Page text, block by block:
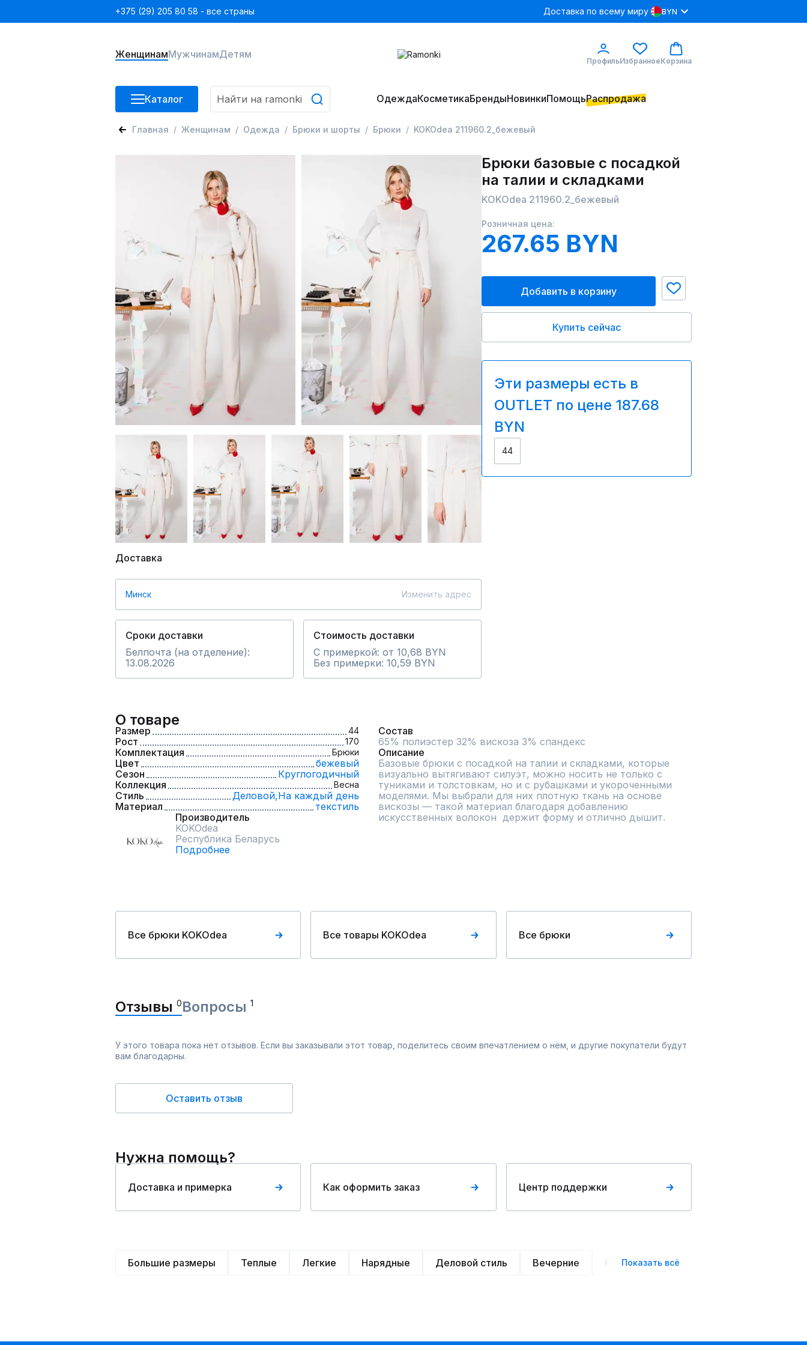
+375 (29) 205 80 58 - все страны Доставка по всему миру BYN
ЖенщинамМужчинамДетям
ПрофильИзбранноеКорзина
Каталог ОдеждаКосметикаБрендыНовинкиПомощьРаспродажа
Главная Женщинам Одежда Брюки и шорты Брюки KOKOdea 211960.2_бежевый
Доставка
Минск Изменить адрес
Сроки доставки
Белпочта (на отделение):
13.08.2026
Стоимость доставки
С примеркой: от 10,68 BYN
Без примерки: 10,59 BYN
Брюки базовые с посадкой
на талии и складками
KOKOdea 211960.2_бежевый
Розничная цена:
267.65 BYN
Добавить в корзину
Купить сейчас
Эти размеры есть в
OUTLET по цене 187.68
BYN
44
О товаре
Размер 44
Рост 170
Комплектация Брюки
Цвет
бежевый
Сезон
Круглогодичный
Коллекция
Весна
Стиль Деловой,На каждый день
Материал
текстиль
Производитель
KOKOdea
Республика Беларусь
Подробнее
Состав
65% полиэстер 32% вискоза 3% спандекс
Описание
Базовые брюки с посадкой на талии и складками, которые
визуально вытягивают силуэт, можно носить не только с
туниками и толстовкам, но и с рубашками и укороченными
моделями. Мы выбрали для них плотную ткань на основе
вискозы — такой материал благодаря добавлению
искусственных волокон  держит форму и отлично дышит.
Все брюки KOKOdea Все товары KOKOdea Все брюки
Отзывы 0Вопросы 1
У этого товара пока нет отзывов. Если вы заказывали этот товар, поделитесь своим впечатлением о нём, и другие покупатели будут
вам благодарны.
Оставить отзыв
Нужна помощь?
Доставка и примерка Как оформить заказ Центр поддержки
Большие размеры Теплые Легкие Нарядные Деловой стиль Вечерние Классические
Показать всё